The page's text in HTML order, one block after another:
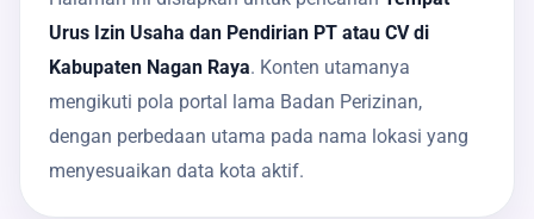
Urus Izin Usaha dan Pendirian PT atau CV di
Kabupaten Nagan Raya. Konten utamanya
mengikuti pola portal lama Badan Perizinan,
dengan perbedaan utama pada nama lokasi yang
menyesuaikan data kota aktif.